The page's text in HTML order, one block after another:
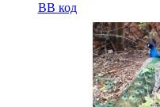
BB код